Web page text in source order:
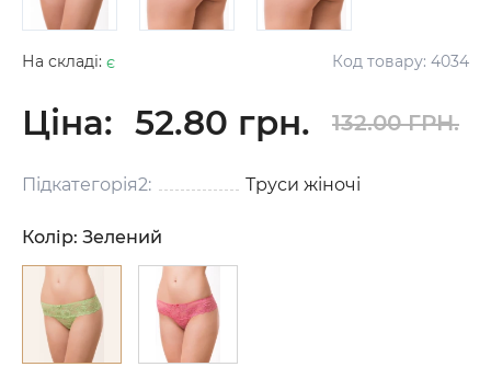
На складі: є Код товару: 4034
Ціна: 52.80 грн. 132.00 ГРН.
Підкатегорія2: Труси жіночі
Колір: Зелений